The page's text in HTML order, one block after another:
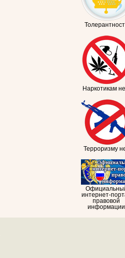
Наркотикам
Терроризму
интернет-
правовой
информации